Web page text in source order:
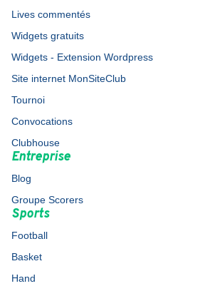
Lives commentés
Widgets gratuits
Widgets - Extension Wordpress
Site internet MonSiteClub
Tournoi
Convocations
Clubhouse
Entreprise
Blog
Groupe Scorers
Sports
Football
Basket
Hand